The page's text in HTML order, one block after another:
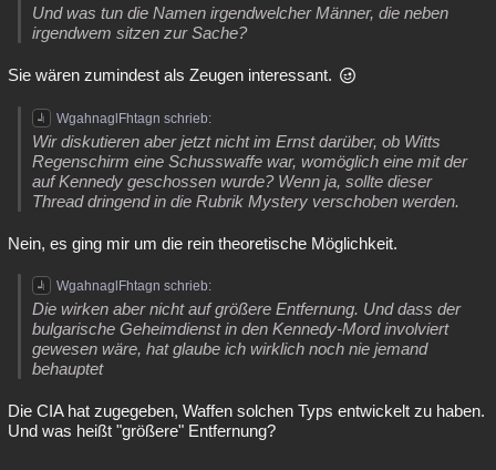
Und was tun die Namen irgendwelcher Männer, die neben
irgendwem sitzen zur Sache?
Sie wären zumindest als Zeugen interessant.
WgahnaglFhtagn schrieb:
Wir diskutieren aber jetzt nicht im Ernst darüber, ob Witts
Regenschirm eine Schusswaffe war, womöglich eine mit der
auf Kennedy geschossen wurde? Wenn ja, sollte dieser
Thread dringend in die Rubrik Mystery verschoben werden.
Nein, es ging mir um die rein theoretische Möglichkeit.
WgahnaglFhtagn schrieb:
Die wirken aber nicht auf größere Entfernung. Und dass der
bulgarische Geheimdienst in den Kennedy-Mord involviert
gewesen wäre, hat glaube ich wirklich noch nie jemand
behauptet
Die CIA hat zugegeben, Waffen solchen Typs entwickelt zu haben.
Und was heißt "größere" Entfernung?